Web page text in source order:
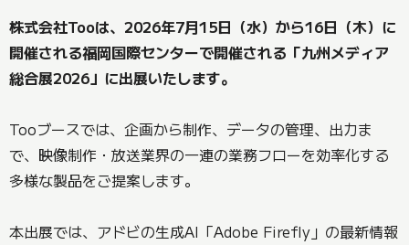
株式会社Tooは、2026年7月15日（水）から16日（木）に
開催される福岡国際センターで開催される「九州メディア
総合展2026」に出展いたします。
Tooブースでは、企画から制作、データの管理、出力ま
で、映像制作・放送業界の一連の業務フローを効率化する
多様な製品をご提案します。
本出展では、アドビの生成AI「Adobe Firefly」の最新情報